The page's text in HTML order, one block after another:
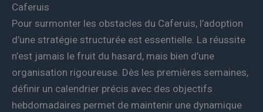
Caferuis
Pour surmonter les obstacles du Caferuis, l’adoption
d’une stratégie structurée est essentielle. La réussite
n’est jamais le fruit du hasard, mais bien d’une
organisation rigoureuse. Dès les premières semaines,
définir un calendrier précis avec des objectifs
hebdomadaires permet de maintenir une dynamique